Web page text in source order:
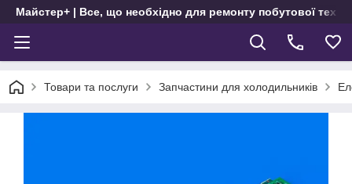
Майстер+ | Все, що необхідно для ремонту побутової
Товари та послуги Запчастини для холодильників